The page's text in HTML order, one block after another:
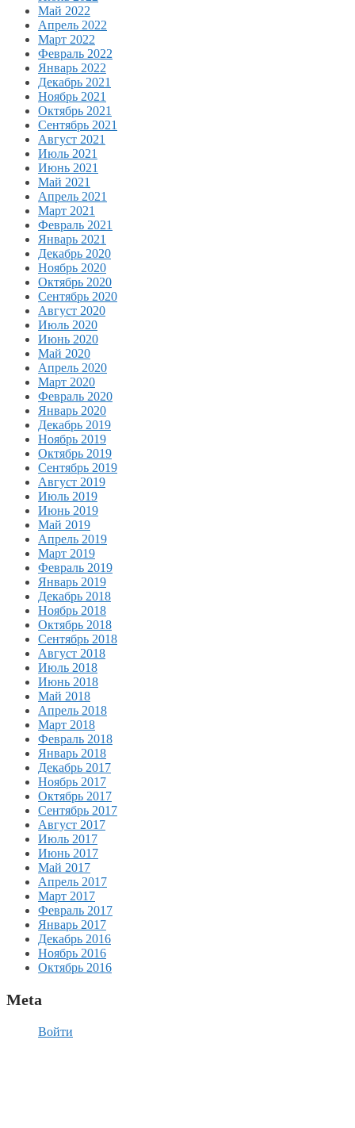
Май 2022
Апрель 2022
Март 2022
Февраль 2022
Январь 2022
Декабрь 2021
Ноябрь 2021
Октябрь 2021
Сентябрь 2021
Август 2021
Июль 2021
Июнь 2021
Май 2021
Апрель 2021
Март 2021
Февраль 2021
Январь 2021
Декабрь 2020
Ноябрь 2020
Октябрь 2020
Сентябрь 2020
Август 2020
Июль 2020
Июнь 2020
Май 2020
Апрель 2020
Март 2020
Февраль 2020
Январь 2020
Декабрь 2019
Ноябрь 2019
Октябрь 2019
Сентябрь 2019
Август 2019
Июль 2019
Июнь 2019
Май 2019
Апрель 2019
Март 2019
Февраль 2019
Январь 2019
Декабрь 2018
Ноябрь 2018
Октябрь 2018
Сентябрь 2018
Август 2018
Июль 2018
Июнь 2018
Май 2018
Апрель 2018
Март 2018
Февраль 2018
Январь 2018
Декабрь 2017
Ноябрь 2017
Октябрь 2017
Сентябрь 2017
Август 2017
Июль 2017
Июнь 2017
Май 2017
Апрель 2017
Март 2017
Февраль 2017
Январь 2017
Декабрь 2016
Ноябрь 2016
Октябрь 2016
Meta
Войти